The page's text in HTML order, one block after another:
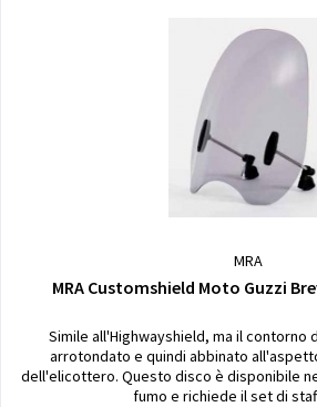
MRA
MRA Customshield Moto Guzzi
Simile all'Highwayshield, ma il contorno
arrotondato e quindi abbinato
dell'elicottero. Questo disco è disponibile
fumo e richiede il set di